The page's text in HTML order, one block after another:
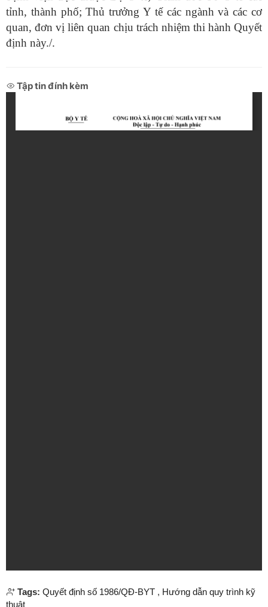
tỉnh, thành phố; Thủ trưởng Y tế các ngành và các cơ
quan, đơn vị liên quan chịu trách nhiệm thi hành Quyết
định này./.
Tập tin đính kèm
Tags: Quyết định số 1986/QĐ-BYT , Hướng dẫn quy trình kỹ
thuật